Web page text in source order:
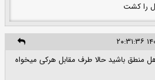
را کشت
منطق باشید حالا طرف مقابل هرکی میخواه